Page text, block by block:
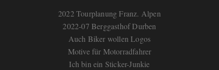
2022 Tourplanung Franz. Alpen
2022-07 Berggasthof Durben
Auch Biker wollen Logos
Motive für Motorradfahrer
Ich bin ein Sticker-Junkie